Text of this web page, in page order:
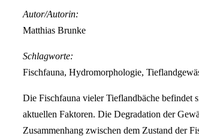
Autor/Autorin:
Matthias Brunke
Schlagworte:
Fischfauna, Hydromorphologie,
Die Fischfauna vieler Tieflandbäche befindet
aktuellen Faktoren. Die Degradation der
Zusammenhang zwischen dem Zustand der